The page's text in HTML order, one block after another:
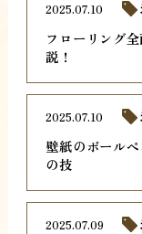
フローリング
説！
2025.07.10
壁紙のボール
の技
2025.07.10
2025.07.09